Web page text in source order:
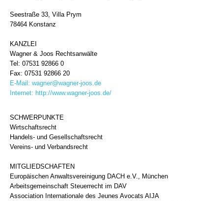
Seestraße 33, Villa Prym
78464 Konstanz
KANZLEI
Wagner & Joos Rechtsanwälte
Tel: 07531 92866 0
Fax: 07531 92866 20
E-Mail: wagner@wagner-joos.de
Internet: http://www.wagner-joos.de/
SCHWERPUNKTE
Wirtschaftsrecht
Handels- und Gesellschaftsrecht
Vereins- und Verbandsrecht
MITGLIEDSCHAFTEN
Europäischen Anwaltsvereinigung DACH e.V., München
Arbeitsgemeinschaft Steuerrecht im DAV
Association Internationale des Jeunes Avocats AIJA